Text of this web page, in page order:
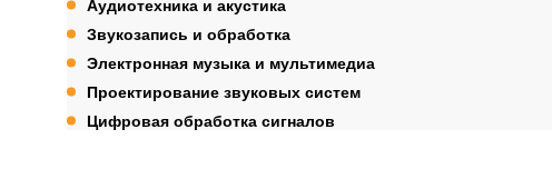
Аудиотехника и акустика
Звукозапись и обработка
Электронная музыка и мультимедиа
Проектирование звуковых систем
Цифровая обработка сигналов